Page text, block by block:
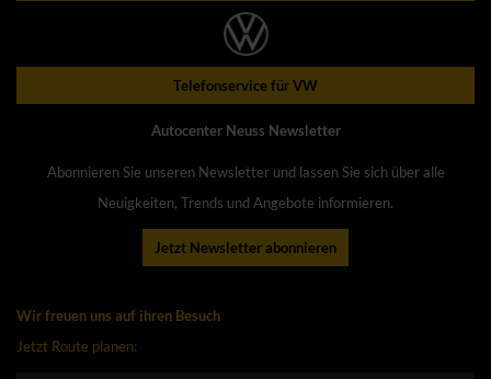
Telefonservice für VW
Autocenter Neuss Newsletter
Abonnieren Sie unseren Newsletter und lassen Sie sich über alle
Neuigkeiten, Trends und Angebote informieren.
Jetzt Newsletter abonnieren
Wir freuen uns auf ihren Besuch
Jetzt Route planen: